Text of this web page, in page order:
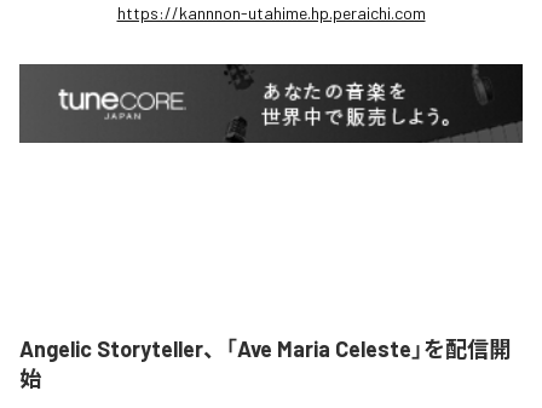
https://kannnon-utahime.hp.peraichi.com
Angelic Storyteller、「Ave Maria Celeste」を配信開
始